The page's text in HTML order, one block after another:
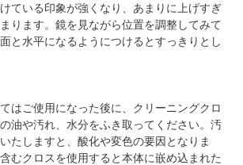
ている印象が強くなり、あまりに上げすぎ
ります。鏡を見ながら位置を調整してみて
と水平になるようにつけるとすっきりとし
はご使用になった後に、クリーニングクロ
油や汚れ、水分をふき取ってください。汚
たしますと、酸化や変色の要因となりま
むクロスを使用すると本体に嵌め込まれた